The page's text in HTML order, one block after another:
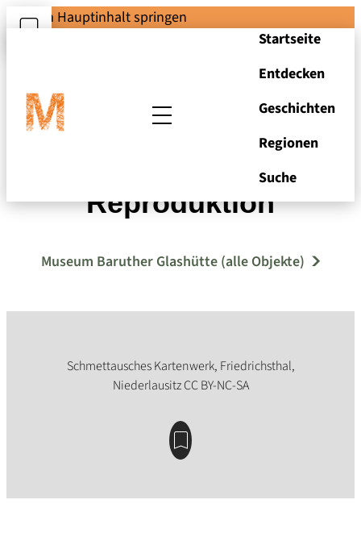
Zum Hauptinhalt springen
Startseite
Entdecken
Geschichten
Regionen
Suche
Friedrichsthal, Karte,
Reproduktion
Museum Baruther Glashütte (alle Objekte)